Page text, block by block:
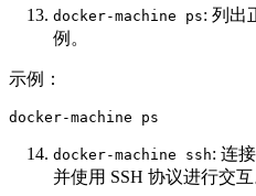
docker-machine ps: 列出
例。
示例：
docker-machine ps
docker-machine ssh: 连
并使用 SSH 协议进行交互